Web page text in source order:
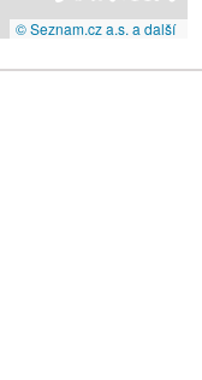
© Seznam.cz a.s. a další